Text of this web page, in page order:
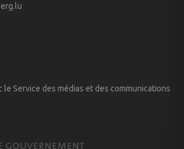
le Service des médias et des communications